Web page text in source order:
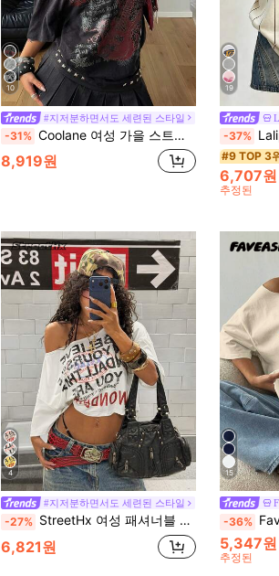
10
#지저분하면서도 세련된 스타일
-31% Coolane 여성 가을 스트리트웨어 외출 Y2K 스켈레톤 그래픽 할로윈 의상 할로윈 의상 루즈 블랙 티셔츠
8,919원
19
-37% Lalippa 레터 패턴
#9 TOP 3
6,707원
추정된
4
#지저분하면서도 세련된 스타일
-27% StreetHx 여성 패셔너블 멀티 컬러 레터 프린트 사선 숄더 숏 티셔츠
6,821원
15
-36% FavEase 여성
5,347원
추정된